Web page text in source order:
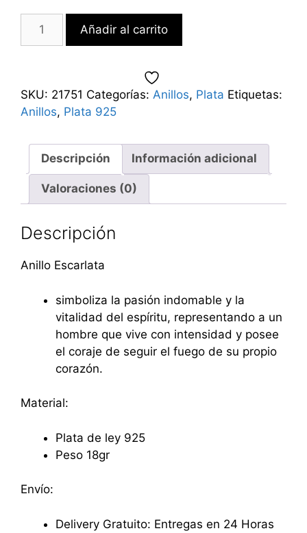
Añadir al carrito
SKU: 21751 Categorías: Anillos, Plata Etiquetas:
Anillos, Plata 925
Descripción Información adicional
Valoraciones (0)
Descripción
Anillo Escarlata
simboliza la pasión indomable y la
vitalidad del espíritu, representando a un
hombre que vive con intensidad y posee
el coraje de seguir el fuego de su propio
corazón.
Material:
Plata de ley 925
Peso 18gr
Envío:
Delivery Gratuito: Entregas en 24 Horas